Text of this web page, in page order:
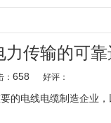
传输的可靠
： 658 好评：
的电线电缆制造企业